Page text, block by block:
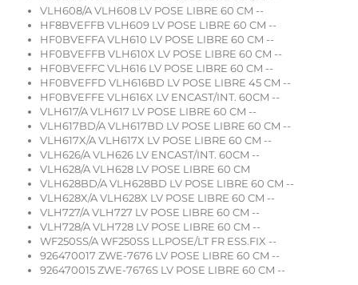
VLH608/A VLH608 LV POSE LIBRE 60 CM --
HF8BVEFFB VLH609 LV POSE LIBRE 60 CM --
HF0BVEFFA VLH610 LV POSE LIBRE 60 CM --
HF0BVEFFB VLH610X LV POSE LIBRE 60 CM --
HF0BVEFFC VLH616 LV POSE LIBRE 60 CM --
HF0BVEFFD VLH616BD LV POSE LIBRE 45 CM --
HF0BVEFFE VLH616X LV ENCAST/INT. 60CM --
VLH617/A VLH617 LV POSE LIBRE 60 CM --
VLH617BD/A VLH617BD LV POSE LIBRE 60 CM --
VLH617X/A VLH617X LV POSE LIBRE 60 CM --
VLH626/A VLH626 LV ENCAST/INT. 60CM --
VLH628/A VLH628 LV POSE LIBRE 60 CM
VLH628BD/A VLH628BD LV POSE LIBRE 60 CM --
VLH628X/A VLH628X LV POSE LIBRE 60 CM --
VLH727/A VLH727 LV POSE LIBRE 60 CM --
VLH728/A VLH728 LV POSE LIBRE 60 CM --
WF250SS/A WF250SS LLPOSE/LT FR ESS.FIX --
926470017 ZWE-7676 LV POSE LIBRE 60 CM --
926470015 ZWE-7676S LV POSE LIBRE 60 CM --